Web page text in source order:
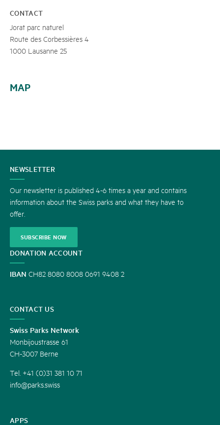
CONTACT
Jorat parc naturel
Route des Corbessières 4
1000 Lausanne 25
MAP
CONTACT
US
APPS
NEWSLETTER
Our newsletter is published 4-6 times a year and contains
information about the Swiss parks and what they have to
offer.
SUBSCRIBE NOW
DONATION ACCOUNT
IBAN CH82 8080 8008 0691 9408 2
CONTACT US
Swiss Parks Network
Monbijoustrasse 61
CH-3007 Berne
Tel. +41 (0)31 381 10 71
info@parks.swiss